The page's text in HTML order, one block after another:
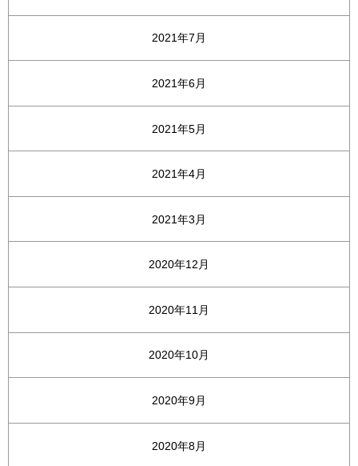
2021年7月
2021年6月
2021年5月
2021年4月
2021年3月
2020年12月
2020年11月
2020年10月
2020年9月
2020年8月